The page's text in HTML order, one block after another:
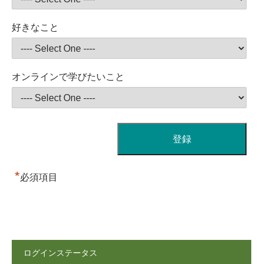
好きなこと
オンラインで学びたいこと
*必須項目
ログインステータス